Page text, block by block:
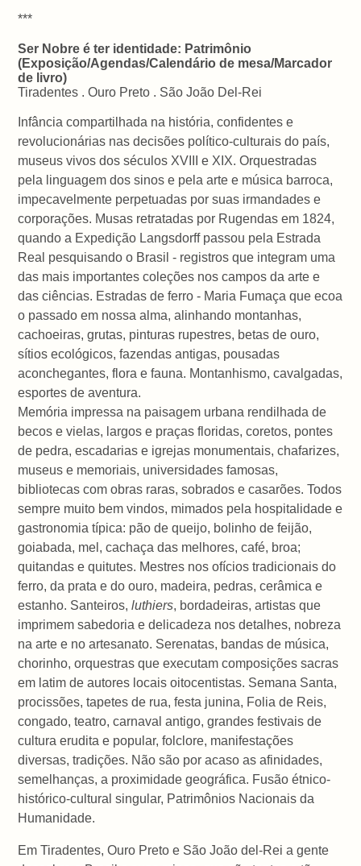
***
Ser Nobre é ter identidade: Patrimônio
(Exposição/Agendas/Calendário de mesa/Marcador
de livro)
Tiradentes . Ouro Preto . São João Del-Rei
Infância compartilhada na história, confidentes e
revolucionárias nas decisões político-culturais do país,
museus vivos dos séculos XVIII e XIX. Orquestradas
pela linguagem dos sinos e pela arte e música barroca,
impecavelmente perpetuadas por suas irmandades e
corporações. Musas retratadas por Rugendas em 1824,
quando a Expedição Langsdorff passou pela Estrada
Real pesquisando o Brasil - registros que integram uma
das mais importantes coleções nos campos da arte e
das ciências. Estradas de ferro - Maria Fumaça que ecoa
o passado em nossa alma, alinhando montanhas,
cachoeiras, grutas, pinturas rupestres, betas de ouro,
sítios ecológicos, fazendas antigas, pousadas
aconchegantes, flora e fauna. Montanhismo, cavalgadas,
esportes de aventura.
Memória impressa na paisagem urbana rendilhada de
becos e vielas, largos e praças floridas, coretos, pontes
de pedra, escadarias e igrejas monumentais, chafarizes,
museus e memoriais, universidades famosas,
bibliotecas com obras raras, sobrados e casarões. Todos
sempre muito bem vindos, mimados pela hospitalidade e
gastronomia típica: pão de queijo, bolinho de feijão,
goiabada, mel, cachaça das melhores, café, broa;
quitandas e quitutes. Mestres nos ofícios tradicionais do
ferro, da prata e do ouro, madeira, pedras, cerâmica e
estanho. Santeiros,luthiers, bordadeiras, artistas que
imprimem sabedoria e delicadeza nos detalhes, nobreza
na arte e no artesanato. Serenatas, bandas de música,
chorinho, orquestras que executam composições sacras
em latim de autores locais oitocentistas. Semana Santa,
procissões, tapetes de rua, festa junina, Folia de Reis,
congado, teatro, carnaval antigo, grandes festivais de
cultura erudita e popular, folclore, manifestações
diversas, tradições. Não são por acaso as afinidades,
semelhanças, a proximidade geográfica. Fusão étnico-
histórico-cultural singular, Patrimônios Nacionais da
Humanidade.
Em Tiradentes, Ouro Preto e São João del-Rei a gente